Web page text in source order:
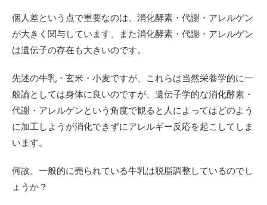
個人差という点で重要なのは、消化酵素・代謝・アレルゲン
が大きく関与しています、また消化酵素・代謝・アレルゲン
は遺伝子の存在も大きいのです。
先述の牛乳・玄米・小麦ですが、これらは当然栄養学的に一
般論としては身体に良いのですが、遺伝子学的な消化酵素・
代謝・アレルゲンという角度で観ると人によってはどのよう
に加工しようが消化できずにアレルギー反応を起こしてしま
います。
何故、一般的に売られている牛乳は脱脂調整しているのでし
ょうか？